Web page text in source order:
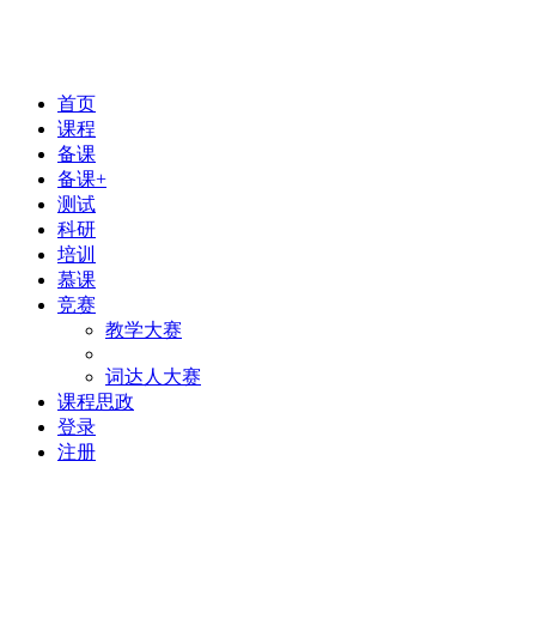
首页
课程
备课
备课+
测试
科研
培训
慕课
竞赛
教学大赛
词达人大赛
课程思政
登录
注册